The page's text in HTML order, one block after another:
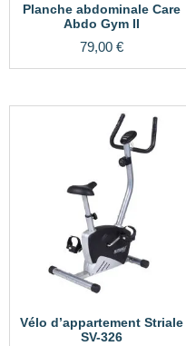
Planche abdominale Care
Abdo Gym II
79,00 €
Vélo d’appartement Striale
SV-326